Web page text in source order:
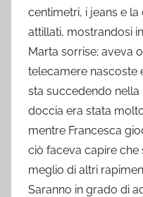
centimetri, i jeans e
attillati, mostrandosi
Marta sorrise; aveva
telecamere nascoste
sta succedendo nella
doccia era stata
mentre Francesca
ciò faceva capire
meglio di altri
Saranno in grado di